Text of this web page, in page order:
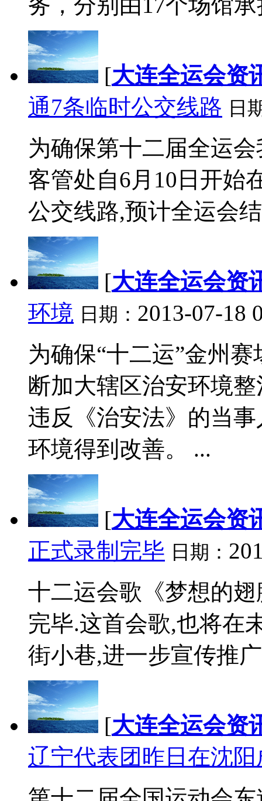
[大连全运会资
通7条临时公交线路 日
为确保第十二届全运
客管处自6月10日开始
公交线路,预计全运会
[大连全运会资
环境 日期： 2013-07-18
为确保“十二运”金州
断加大辖区治安环境
违反《治安法》的当
环境得到改善。 ...
[大连全运会资
正式录制完毕 日期：
十二运会歌《梦想的
完毕.这首会歌,也将在
街小巷,进一步宣传推
[大连全运会资
辽宁代表团昨日在沈阳